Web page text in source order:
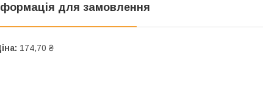
для замовлення
174,70 ₴